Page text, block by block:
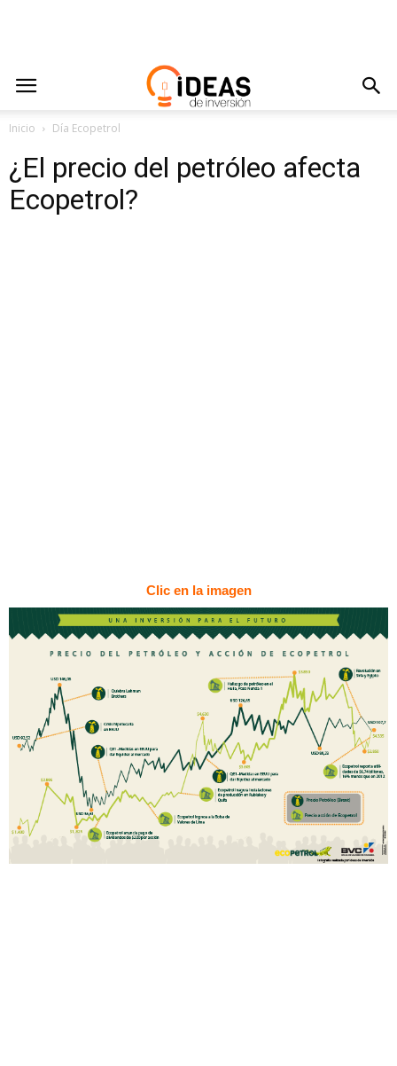
Inicio Día Ecopetrol
¿El precio del petróleo afecta
Ecopetrol?
Clic en la imagen